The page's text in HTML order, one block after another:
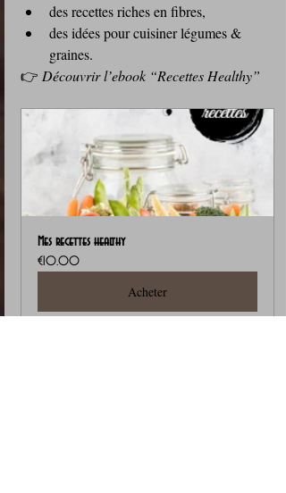
des recettes riches en fibres,
des idées pour cuisiner légumes &
graines.
👉 Découvrir l’ebook “Recettes Healthy”
Mes recettes healthy
€10.00
Acheter